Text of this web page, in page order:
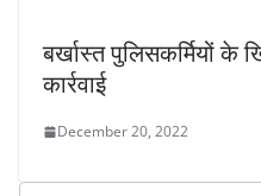
बर्खास्त पुलिसकर्मियों के
कार्रवाई
December 20, 2022